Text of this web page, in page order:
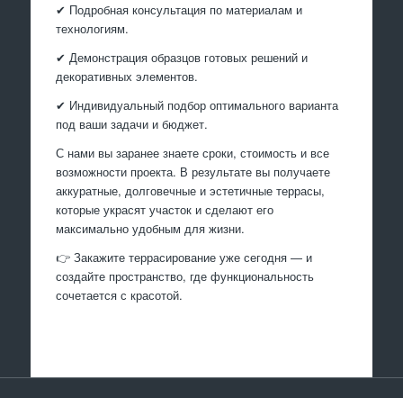
✔ Подробная консультация по материалам и
технологиям.
✔ Демонстрация образцов готовых решений и
декоративных элементов.
✔ Индивидуальный подбор оптимального варианта
под ваши задачи и бюджет.
С нами вы заранее знаете сроки, стоимость и все
возможности проекта. В результате вы получаете
аккуратные, долговечные и эстетичные террасы,
которые украсят участок и сделают его
максимально удобным для жизни.
👉 Закажите террасирование уже сегодня — и
создайте пространство, где функциональность
сочетается с красотой.